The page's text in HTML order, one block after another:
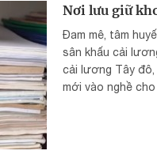
Nơi lưu giữ
Đam mê, tâm
sân khấu cải
cải lương Tây
mới vào nghề